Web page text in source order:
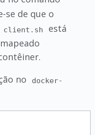
se de que o
client.sh
está
no
docker-